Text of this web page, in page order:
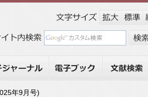
年9月号)